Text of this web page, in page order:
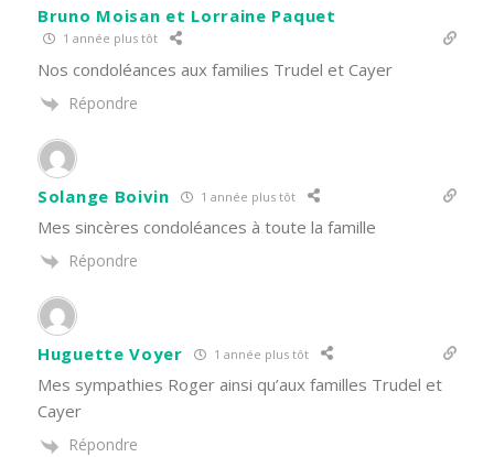
Bruno Moisan et Lorraine Paquet
1 année plus tôt
Nos condoléances aux families Trudel et Cayer
Répondre
Solange Boivin 1 année plus tôt
Mes sincères condoléances à toute la famille
Répondre
Huguette Voyer 1 année plus tôt
Mes sympathies Roger ainsi qu’aux familles Trudel et
Cayer
Répondre